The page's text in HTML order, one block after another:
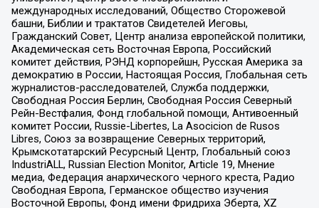
международных исследований, Общество Сторожевой
башни, Библии и трактатов Свидетелей Иеговы,
Гражданский Совет, Центр анализа европейской политики,
Академическая сеть Восточная Европа, Российский
комитет действия, РЭНД корпорейшн, Русская Америка за
демократию в России, Настоящая Россия, Глобальная сеть
журналистов-расследователей, Служба поддержки,
Свободная Россия Берлин, Свободная Россия Северный
Рейн-Вестфалия, Фонд глобальной помощи, Антивоенный
комитет России, Russie-Libertes, La Asocicion de Rusos
Libres, Союз за возвращение Северных территорий,
Крымскотатарский Ресурсный Центр, Глобальный союз
IndustriALL, Russian Election Monitor, Article 19, Мнение
медиа, Федерация анархического черного креста, Радио
Свободная Европа, Германское общество изучения
Восточной Европы, Фонд имени Фридриха Эберта, XZ